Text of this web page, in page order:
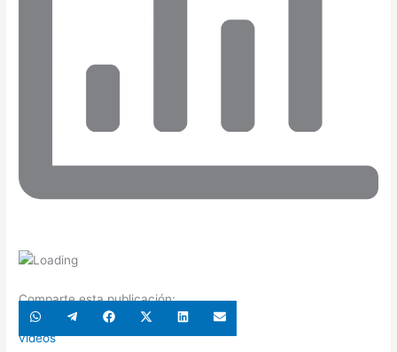
Comparte esta publicación:
Compartir
WhatsApp
Compartir
Telegram
Compartir
Facebook
Compartir
X
Compartir
LinkedIn
Compartir
en
Email
vídeos